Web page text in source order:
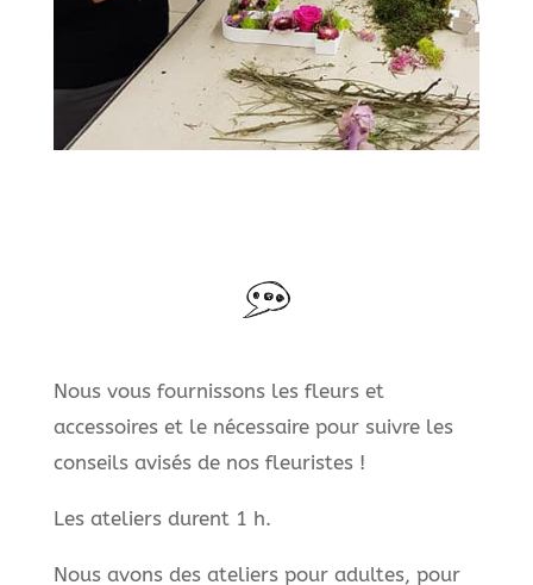
Nous vous fournissons les fleurs et
accessoires et le nécessaire pour suivre les
conseils avisés de nos fleuristes !
Les ateliers durent 1 h.
Nous avons des ateliers pour adultes, pour